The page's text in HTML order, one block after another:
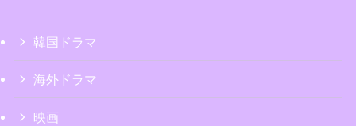
韓国ドラマ
海外ドラマ
映画